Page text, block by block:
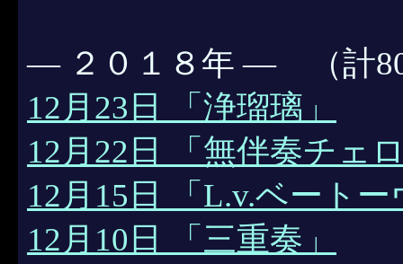
― ２０１８年 ― （計
12月23日 「浄瑠璃」
12月22日 「無伴奏チェ
12月15日 「L.v.ベート
12月10日 「三重奏」